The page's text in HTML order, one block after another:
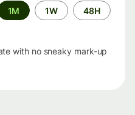
الفترة
الزمنية
48H
1W
1M
with no sneaky mark-up